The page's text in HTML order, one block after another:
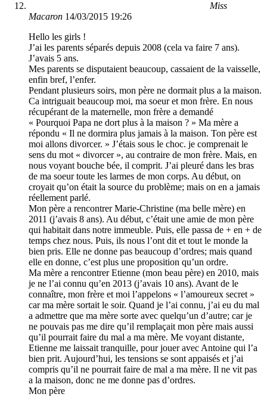
Miss
Macaron 14/03/2015 19:26
Hello les girls !
J’ai les parents séparés depuis 2008 (cela va faire 7 ans).
J’avais 5 ans.
Mes parents se disputaient beaucoup, cassaient de la vaisselle,
enfin bref, l’enfer.
Pendant plusieurs soirs, mon père ne dormait plus a la maison.
Ca intriguait beaucoup moi, ma soeur et mon frère. En nous
récupérant de la maternelle, mon frère a demandé
« Pourquoi Papa ne dort plus à la maison ? » Ma mère a
répondu « Il ne dormira plus jamais à la maison. Ton père est
moi allons divorcer. » J’étais sous le choc. je comprenait le
sens du mot « divorcer », au contraire de mon frère. Mais, en
nous voyant bouche bée, il comprit. J’ai pleuré dans les bras
de ma soeur toute les larmes de mon corps. Au début, on
croyait qu’on était la source du problème; mais on en a jamais
réellement parlé.
Mon père a rencontrer Marie-Christine (ma belle mère) en
2011 (j’avais 8 ans). Au début, c’était une amie de mon père
qui habitait dans notre immeuble. Puis, elle passa de + en + de
temps chez nous. Puis, ils nous l’ont dit et tout le monde la
bien pris. Elle ne donne pas beaucoup d’ordres; mais quand
elle en donne, c’est plus une proposition qu’un ordre.
Ma mère a rencontrer Etienne (mon beau père) en 2010, mais
je ne l’ai connu qu’en 2013 (j’avais 10 ans). Avant de le
connaître, mon frère et moi l’appelons « l’amoureux secret »
car ma mère sortait le soir. Quand je l’ai connu, j’ai eu du mal
a admettre que ma mère sorte avec quelqu’un d’autre; car je
ne pouvais pas me dire qu’il remplaçait mon père mais aussi
qu’il pourrait faire du mal a ma mère. Me voyant distante,
Etienne me laissait tranquille, pour jouer avec Antoine qui l’a
bien prit. Aujourd’hui, les tensions se sont appaisés et j’ai
compris qu’il ne pourrait faire de mal a ma mère. Il ne vit pas
a la maison, donc ne me donne pas d’ordres.
Mon père